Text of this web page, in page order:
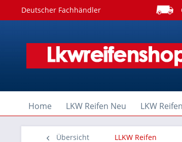
Deutscher Fachhändler
Home LKW Reifen Neu LKW
Übersicht LLKW Reifen